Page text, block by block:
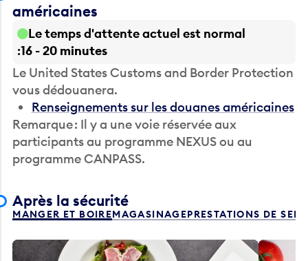
américaines
Le temps d'attente actuel est normal
16 - 20 minutes
Le United States Customs and Border Protection
vous dédouanera.
Renseignements sur les douanes américaines
Remarque : Il y a une voie réservée aux
participants au programme NEXUS ou au
programme CANPASS.
Après la sécurité
MANGER ET BOIREMAGASINAGEPRESTATIONS DE